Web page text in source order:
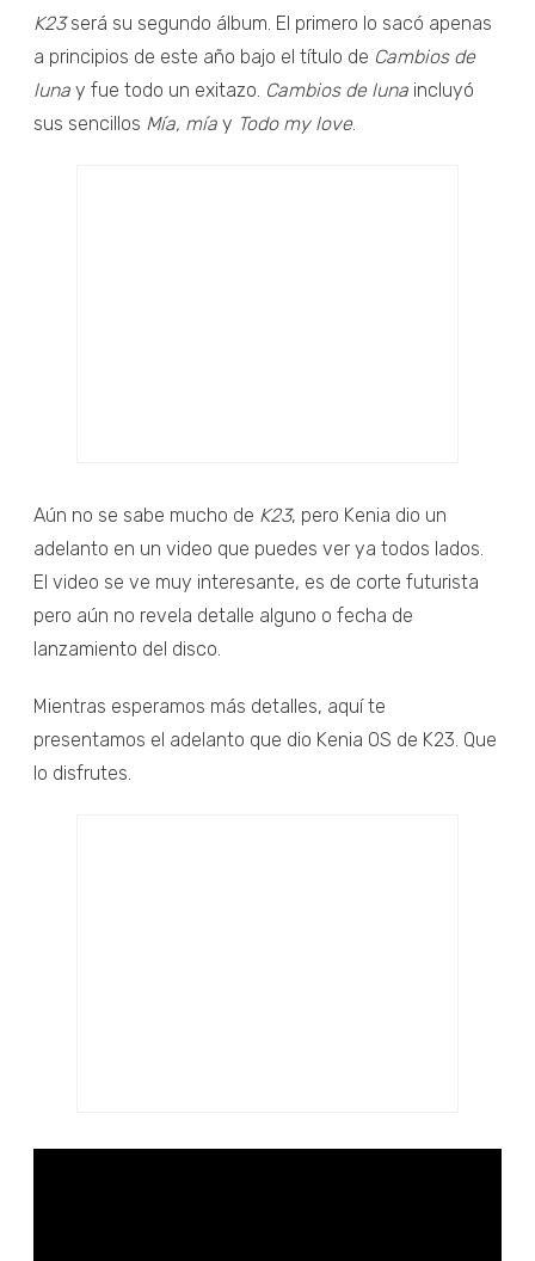
K23será su segundo álbum. El primero lo sacó apenas
a principios de este año bajo el título de Cambios de
luna y fue todo un exitazo. Cambios de luna incluyó
sus sencillos Mía, mía y Todo my love.
Aún no se sabe mucho de K23, pero Kenia dio un
adelanto en un video que puedes ver ya todos lados.
El video se ve muy interesante, es de corte futurista
pero aún no revela detalle alguno o fecha de
lanzamiento del disco.
Mientras esperamos más detalles, aquí te
presentamos el adelanto que dio Kenia OS de K23. Que
lo disfrutes.